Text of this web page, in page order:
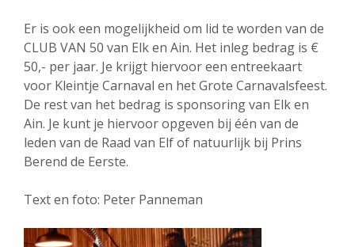
Er is ook een mogelijkheid om lid te worden van de
CLUB VAN 50 van Elk en Ain. Het inleg bedrag is €
50,- per jaar. Je krijgt hiervoor een entreekaart
voor Kleintje Carnaval en het Grote Carnavalsfeest.
De rest van het bedrag is sponsoring van Elk en
Ain. Je kunt je hiervoor opgeven bij één van de
leden van de Raad van Elf of natuurlijk bij Prins
Berend de Eerste.
Text en foto: Peter Panneman